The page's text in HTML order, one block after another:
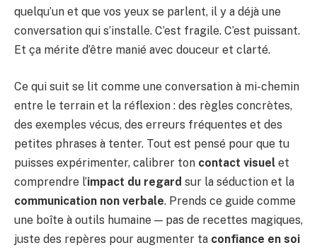
quelqu’un et que vos yeux se parlent, il y a déjà une
conversation qui s’installe. C’est fragile. C’est puissant.
Et ça mérite d’être manié avec douceur et clarté.
Ce qui suit se lit comme une conversation à mi-chemin
entre le terrain et la réflexion : des règles concrètes,
des exemples vécus, des erreurs fréquentes et des
petites phrases à tenter. Tout est pensé pour que tu
puisses expérimenter, calibrer ton contact visuel et
comprendre l’impact du regard sur la séduction et la
communication non verbale. Prends ce guide comme
une boîte à outils humaine — pas de recettes magiques,
juste des repères pour augmenter ta confiance en soi